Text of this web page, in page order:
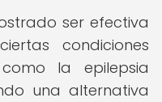
ser efectiva
condiciones
la epilepsia
una alternativa